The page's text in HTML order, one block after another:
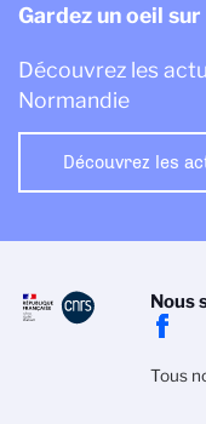
Gardez un oeil
Découvrez les
Normandie
Découvrez les
Nous
Tous